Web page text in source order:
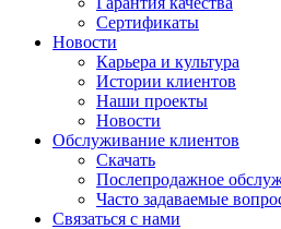
Сертификаты
Новости
Карьера и культура
Истории клиентов
Наши проекты
Новости
Обслуживание клиентов
Скачать
Послепродажное
Часто задаваемые
Связаться с нами